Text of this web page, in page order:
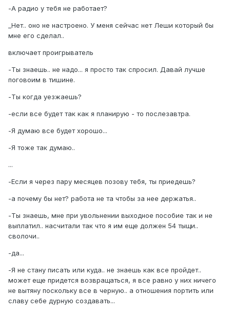
-А радио у тебя не работает?
_Нет.. оно не настроено. У меня сейчас нет Леши который бы
мне его сделал..
включает проигрыватель
-Ты знаешь.. не надо... я просто так спросил. Давай лучше
поговоим в тишине.
-Ты когда уезжаешь?
-если все будет так как я планирую - то послезавтра.
-Я думаю все будет хорошо...
-Я тоже так думаю..
...
-Если я через пару месяцев позову тебя, ты приедешь?
-а почему бы нет? работа не та чтобы за нее держатья..
-Ты знаешь, мне при увольнении выходное пособие так и не
выплатил.. насчитали так что я им еще должен 54 тыщи..
сволочи..
-да...
-Я не стану писать или куда.. не знаешь как все пройдет..
может еще придется возвращаться, я все равно у них ничего
не вытяну поскольку все в черную.. а отношения портить или
славу себе дурную создавать...